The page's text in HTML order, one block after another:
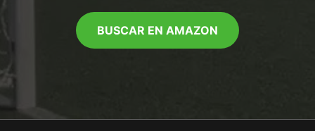
BUSCAR EN AMAZON